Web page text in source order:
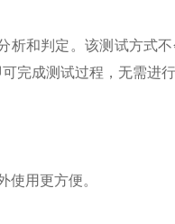
和判定。该测试方式不
完成测试过程，无需进
用更方便。